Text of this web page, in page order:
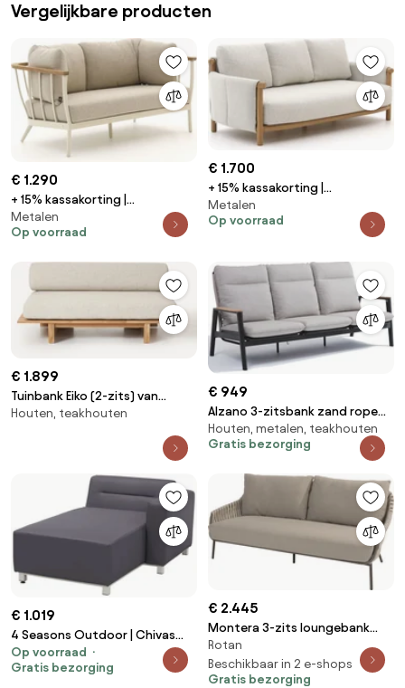
Vergelijkbare producten
€ 1.290
+ 15% kassakorting |
Loungebank Tuin Apple Bee |
Aluminium | 2 personen |
Tuinmeubelen
Metalen
Op voorraad
€ 1.700
+ 15% kassakorting |
Loungebank Tuin Bellagio |
Aluminium | 3 personen |
Tuinbank Natural Teak | 209.5cm
| Incl. kussens | Kees Smit
Tuinmeubelen
Metalen
Op voorraad
€ 1.899
Tuinbank Eiko (2-zits) van
teakhout
Houten, teakhouten
€ 949
Alzano 3-zitsbank zand rope
aluminium antraciet
Houten, metalen, teakhouten
Gratis bezorging
€ 1.019
4 Seasons Outdoor | Chivas
chaise lounge left arm zwart
weerbestendig
Op voorraad
Gratis bezorging
€ 2.445
Montera 3-zits loungebank
terre 4 Seasons Outdoor
Rotan
Beschikbaar in 2 e-shops
Gratis bezorging